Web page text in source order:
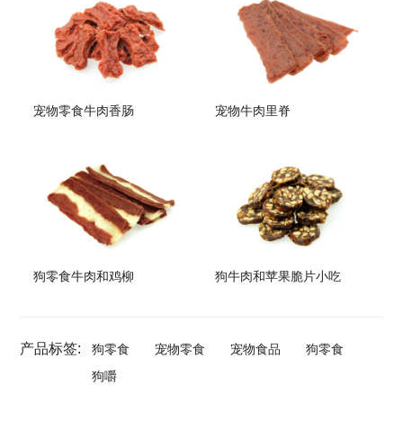
宠物零食牛肉香肠 宠物牛肉里脊
狗零食牛肉和鸡柳 狗牛肉和苹果脆片小吃
产品标签: 狗零食 宠物零食 宠物食品
狗零食
狗嚼